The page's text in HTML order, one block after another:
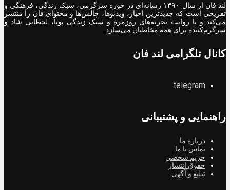
لند فان از سال ۱۳۹۰ رسانه‌ای در حوزه سرگرمی، سبک زندگی، فرهنگی و
تفریحی است که جدیدترین اخبار، ویدئوها، چالش‌ها و محتوای فان را منتشر
می‌کند و با روایت تجربه‌های روزمره و سبک زندگی پویا، لحظاتی شاد و
سرگرم‌کننده برای همه مخاطبان می‌سازد.
کانال تلگرامی لند فان
telegram
راهنمایی و پشتیبانی
درباره ما
تماس با ما
حریم شخصی
حقوق انتشار
تبلیغ و آگهی